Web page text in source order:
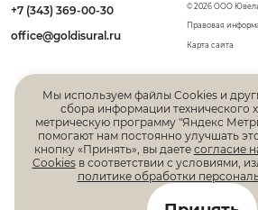
+7 (343) 369-00-30
office@goldisural.ru
© 2026 ООО
Правовая
Карта сайта
Все права защищены.
Мы используем файлы Cookies и
сбора информации технического
метрическую программу "Яндекс
помогают нам постоянно улучшать
кнопку «Принять», вы даете согласие
Cookiesв соответствии с условиями,
политике обработки